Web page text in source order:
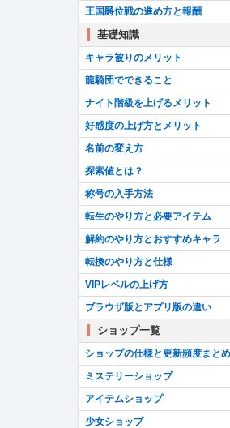
王国爵位戦の進め方と報酬
基礎知識
キャラ被りのメリット
龍騎団でできること
ナイト階級を上げるメリット
好感度の上げ方とメリット
名前の変え方
探索値とは？
称号の入手方法
転生のやり方と必要アイテム
解約のやり方とおすすめキャラ
転換のやり方と仕様
VIPレベルの上げ方
ブラウザ版とアプリ版の違い
ショップ一覧
ショップの仕様と更新頻度まとめ
ミステリーショップ
アイテムショップ
少女ショップ